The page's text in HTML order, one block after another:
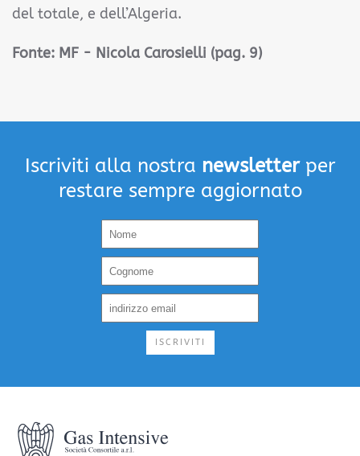
del totale, e dell’Algeria.
Fonte: MF - Nicola Carosielli (pag. 9)
Iscriviti alla nostra newsletterper
restare sempre aggiornato
ISCRIVITI